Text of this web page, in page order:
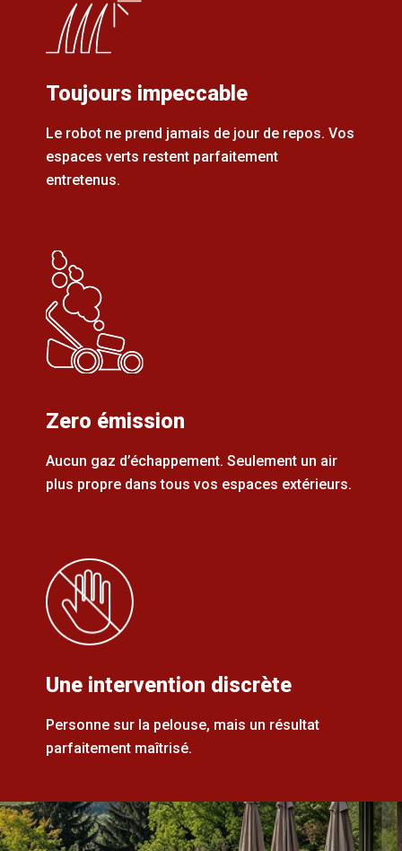
Toujours impeccable
Le robot ne prend jamais de jour de repos. Vos
espaces verts restent parfaitement
entretenus.
Zero émission
Aucun gaz d’échappement. Seulement un air
plus propre dans tous vos espaces extérieurs.
Une intervention discrète
Personne sur la pelouse, mais un résultat
parfaitement maîtrisé.